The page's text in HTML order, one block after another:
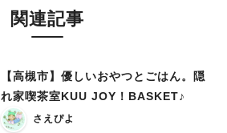
関連記事
【高槻市】優しいおやつとごはん。隠
れ家喫茶室KUU JOY！BASKET♪
さえぴよ